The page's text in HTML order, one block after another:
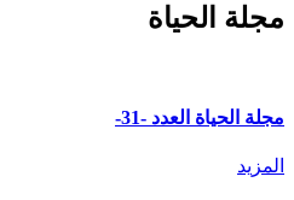
مجلة الحياة
مجلة الحياة العدد -31-
المزيد